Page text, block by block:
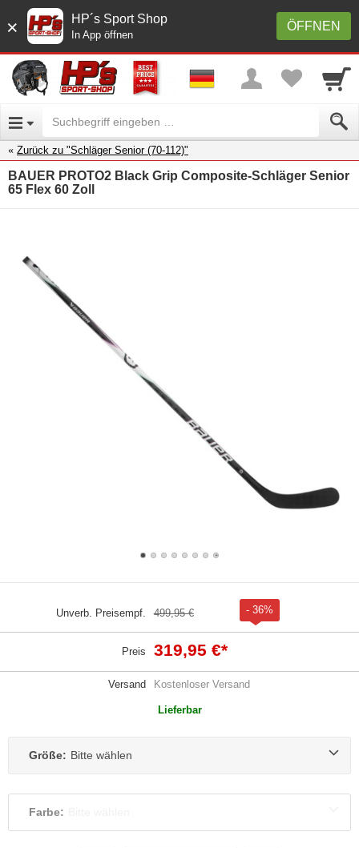
× ÖFFNEN
HP´s Sport Shop
In App öffnen
Zurück zu "Schläger Senior (70-112)"
BAUER PROTO2 Black Grip Composite-Schläger Senior
65 Flex 60 Zoll
Unverb. Preisempf. 499,95 € - 36%
Preis 319,95 €*
Versand Kostenloser Versand
Lieferbar
Größe: Bitte wählen
Farbe: